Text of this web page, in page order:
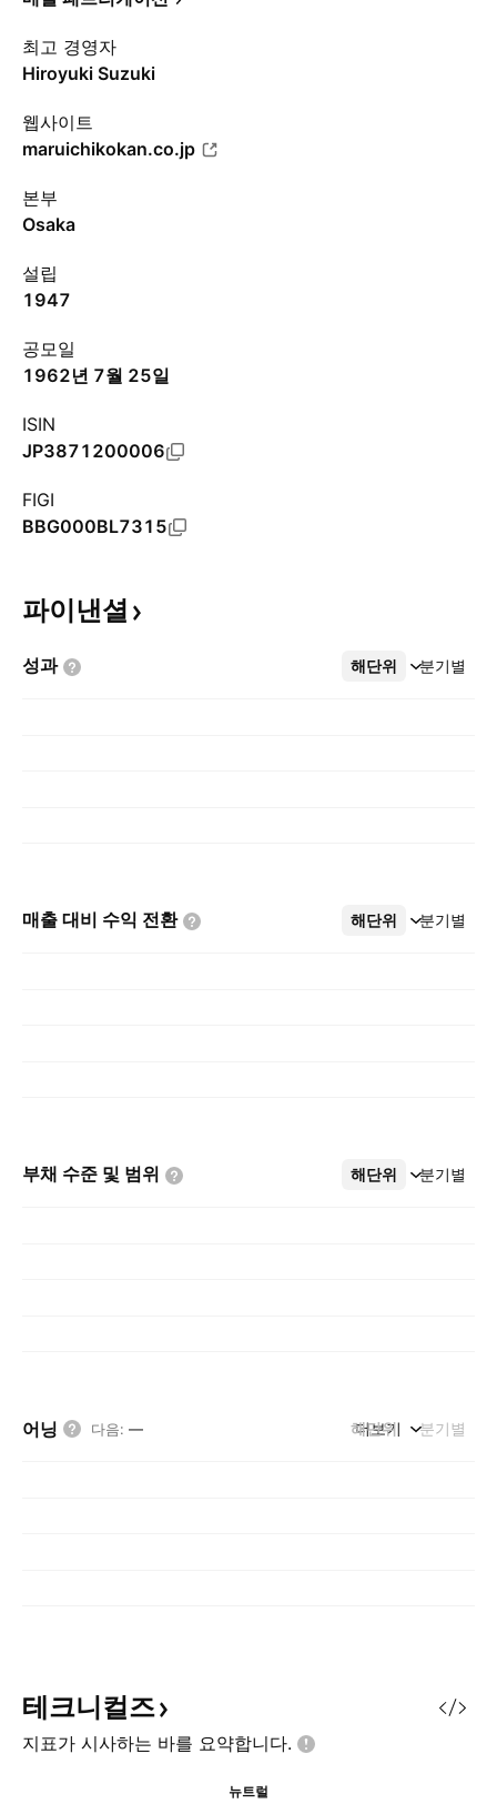
최고 경영자
Hiroyuki Suzuki
웹사이트
maruichikokan.co.jp
본부
Osaka
설립
1947
공모일
1962년 7월 25일
ISIN
JP3871200006
FIGI
BBG000BL7315
파이낸셜
성과 해단위 분기별
더보기
매출 대비 수익 전환 해단위 분기별
더보기
부채 수준 및 범위 해단위 분기별
더보기
어닝 다음: — 해단위 분기별
더보기
테크니컬즈
지표가 시사하는 바를 요약합니다.
뉴트럴